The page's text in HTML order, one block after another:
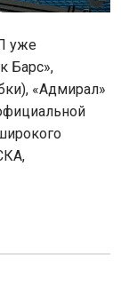
уже
Барс»,
«Адмирал»